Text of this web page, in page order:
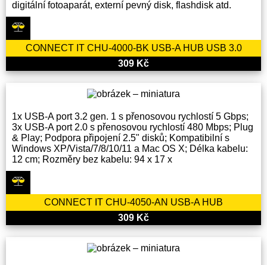
digitální fotoaparát, externí pevný disk, flashdisk atd.
CONNECT IT CHU-4000-BK USB-A HUB USB 3.0
309 Kč
1x USB-A port 3.2 gen. 1 s přenosovou rychlostí 5 Gbps;
3x USB-A port 2.0 s přenosovou rychlostí 480 Mbps; Plug
& Play; Podpora připojení 2.5" disků; Kompatibilní s
Windows XP/Vista/7/8/10/11 a Mac OS X; Délka kabelu:
12 cm; Rozměry bez kabelu: 94 x 17 x
CONNECT IT CHU-4050-AN USB-A HUB
309 Kč